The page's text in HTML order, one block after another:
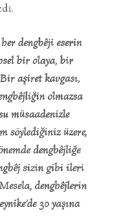
dengbêji eserin
bir olaya, bir
aşiret kavgası,
olmazsa
müsaadenizle
söylediğiniz üzere,
dengbêjliğe
sizin gibi ileri
dengbêjlerin
30 yaşına